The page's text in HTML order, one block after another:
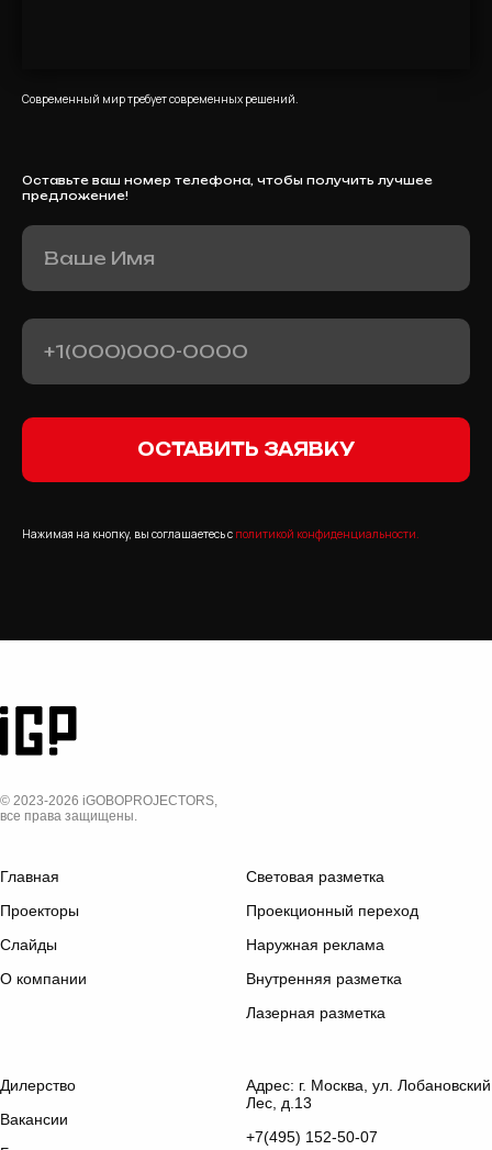
Современный мир требует современных решений.
Оставьте ваш номер телефона, чтобы получить лучшее
предложение!
ОСТАВИТЬ ЗАЯВКУ
Нажимая на кнопку, вы соглашаетесь с политикой конфиденциальности.
© 2023-2026 iGOBOPROJECTORS,
все права защищены.
Главная
Проекторы
Слайды
О компании
Световая разметка
Проекционный переход
Наружная реклама
Внутренняя разметка
Лазерная разметка
Дилерство
Вакансии
Адрес: г. Москва, ул. Лобановский
Лес, д.13
+7(495) 152-50-07